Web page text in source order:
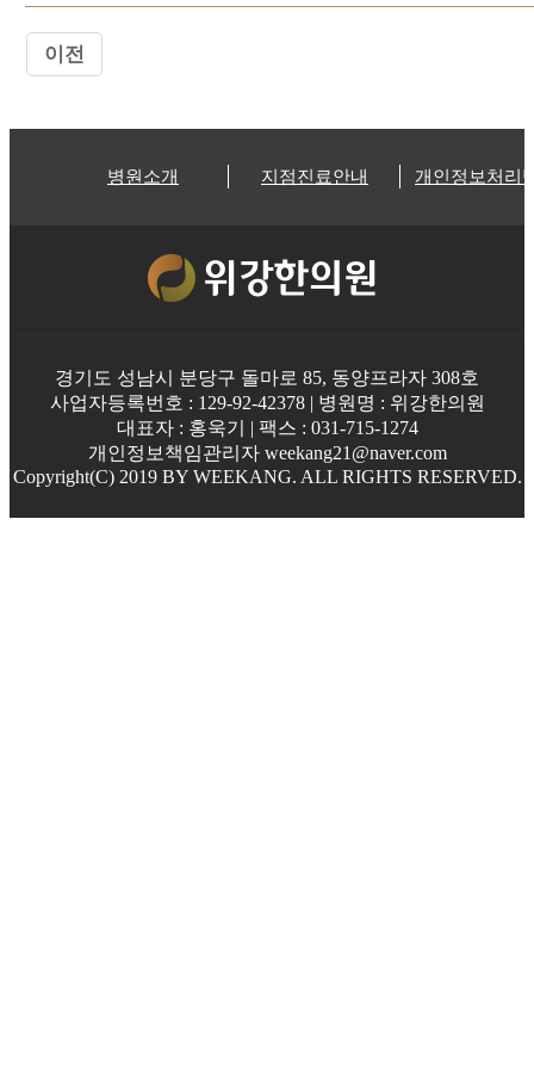
이전
병원소개 지점진료안내 개인정보처리
경기도 성남시 분당구 돌마로 85, 동양프라자 308호
사업자등록번호 : 129-92-42378 | 병원명 : 위강한의원
대표자 : 홍욱기 | 팩스 : 031-715-1274
개인정보책임관리자 weekang21@naver.com
Copyright(C) 2019 BY WEEKANG. ALL RIGHTS RESERVED.